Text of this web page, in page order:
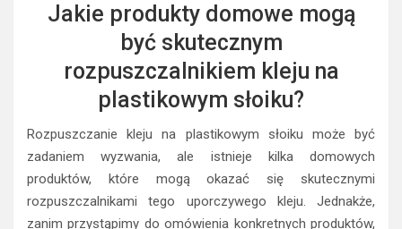
Jakie produkty domowe mogą
być skutecznym
rozpuszczalnikiem kleju na
plastikowym słoiku?
Rozpuszczanie kleju na plastikowym słoiku może być
zadaniem wyzwania, ale istnieje kilka domowych
produktów, które mogą okazać się skutecznymi
rozpuszczalnikami tego uporczywego kleju. Jednakże,
zanim przystąpimy do omówienia konkretnych produktów,